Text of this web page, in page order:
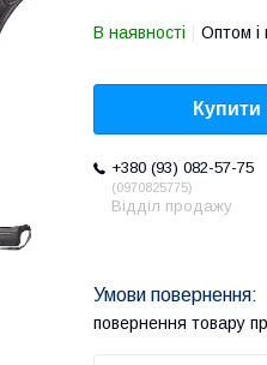
В наявності Оптом і
Купити
+380 (93) 082-57-75
0970825775
Відділ продажу
повернення товару